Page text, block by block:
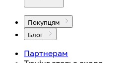
Покупцям
Блог
Партнерам